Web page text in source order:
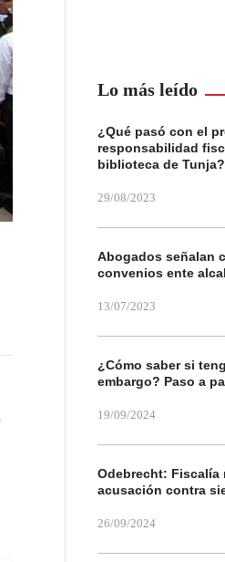
Lo más leído
¿Qué pasó con el
responsabilidad
biblioteca de Tunja?
29/08/2023
Abogados señalan
convenios ente
13/07/2023
¿Cómo saber si
embargo? Paso a
19/09/2024
Odebrecht: Fiscalía
acusación contra
26/09/2024